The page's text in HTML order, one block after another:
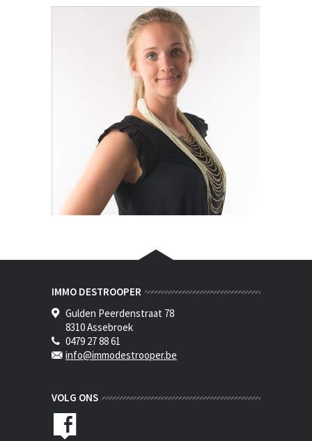
IMMO DESTROOPER
Gulden Peerdenstraat 78
8310 Assebroek
0479 27 88 61
info@immodestrooper.be
VOLG ONS